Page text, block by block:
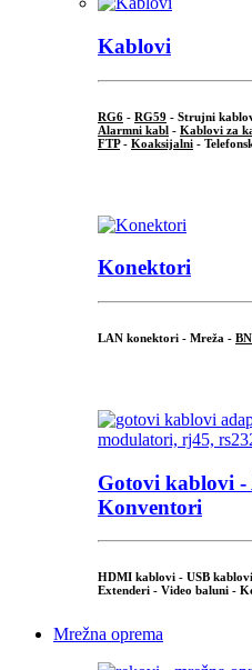
Kablovi
RG6 - RG59 - Strujni
Alarmni kabl - Kablovi za
FTP- Koaksijalni -
Konektori
LAN konektori - Mreža -
Gotovi kablovi -
Konventori
HDMI kablovi - USB
Extenderi - Video baluni -
Mrežna oprema